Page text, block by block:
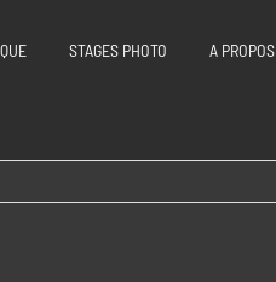
STAGES PHOTO A PROPOS